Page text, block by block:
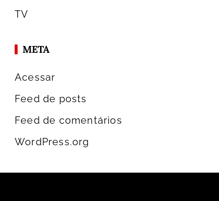
TV
META
Acessar
Feed de posts
Feed de comentários
WordPress.org